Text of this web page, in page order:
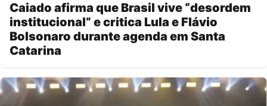
Caiado afirma que Brasil vive “desordem
institucional” e critica Lula e Flávio
Bolsonaro durante agenda em Santa
Catarina